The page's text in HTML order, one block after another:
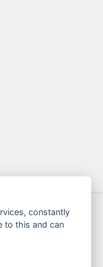
constantly
to this and can